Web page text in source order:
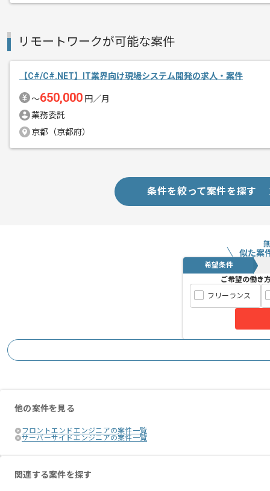
その他募集要項
募集人数
作業開始日
2020/06/15
エージェントからのコ
メント
ビットコインの総合プラットフォームを
オフィスは明るく、フリーのドリンク
経験や専門領域および国籍が様々なメ
それぞれのスキルやノウハウを共有し
業務成果を実感し、メンバーと共に成
リモートワークが可能な案件
【C#/C#.NET】IT業界向け現場システム開発の求人・案件
〜650,000 円／月
業務委託
京都（京都府）
条件を絞って案件を探す
似た案
希望条件
ご希望の働き
フリーランス
他の案件を見る
フロントエンドエンジニアの案件一覧
サーバーサイドエンジニアの案件一覧
関連する案件を探す